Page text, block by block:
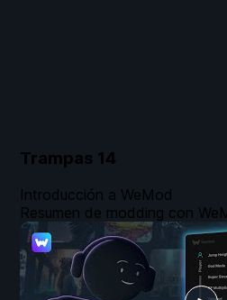
Trampas 14
Introducción a WeMod
Resumen de modding con